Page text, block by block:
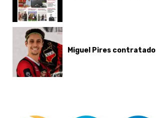
Miguel Pires contratado